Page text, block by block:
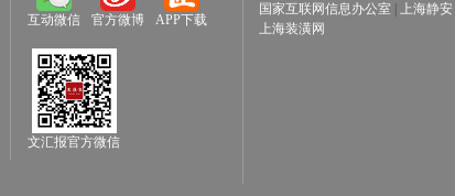
互动微信 官方微博 APP下载
文汇报官方微信
国家互联网信息办公室 上海静安
上海装潢网